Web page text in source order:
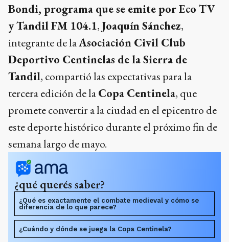
Bondi, programa que se emite por Eco TV
y Tandil FM 104.1, Joaquín Sánchez,
integrante de laAsociación Civil Club
Deportivo Centinelas de la Sierra de
Tandil, compartió las expectativas para la
tercera edición de laCopa Centinela, que
promete convertir a la ciudad en el epicentro de
este deporte histórico durante el próximo fin de
semana largo de mayo.
¿qué querés saber?
¿Qué es exactamente el combate medieval y cómo se
diferencia de lo que parece?
¿Cuándo y dónde se juega la Copa Centinela?